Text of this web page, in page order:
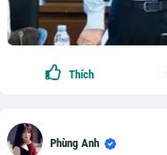
Thích
Phùng Anh